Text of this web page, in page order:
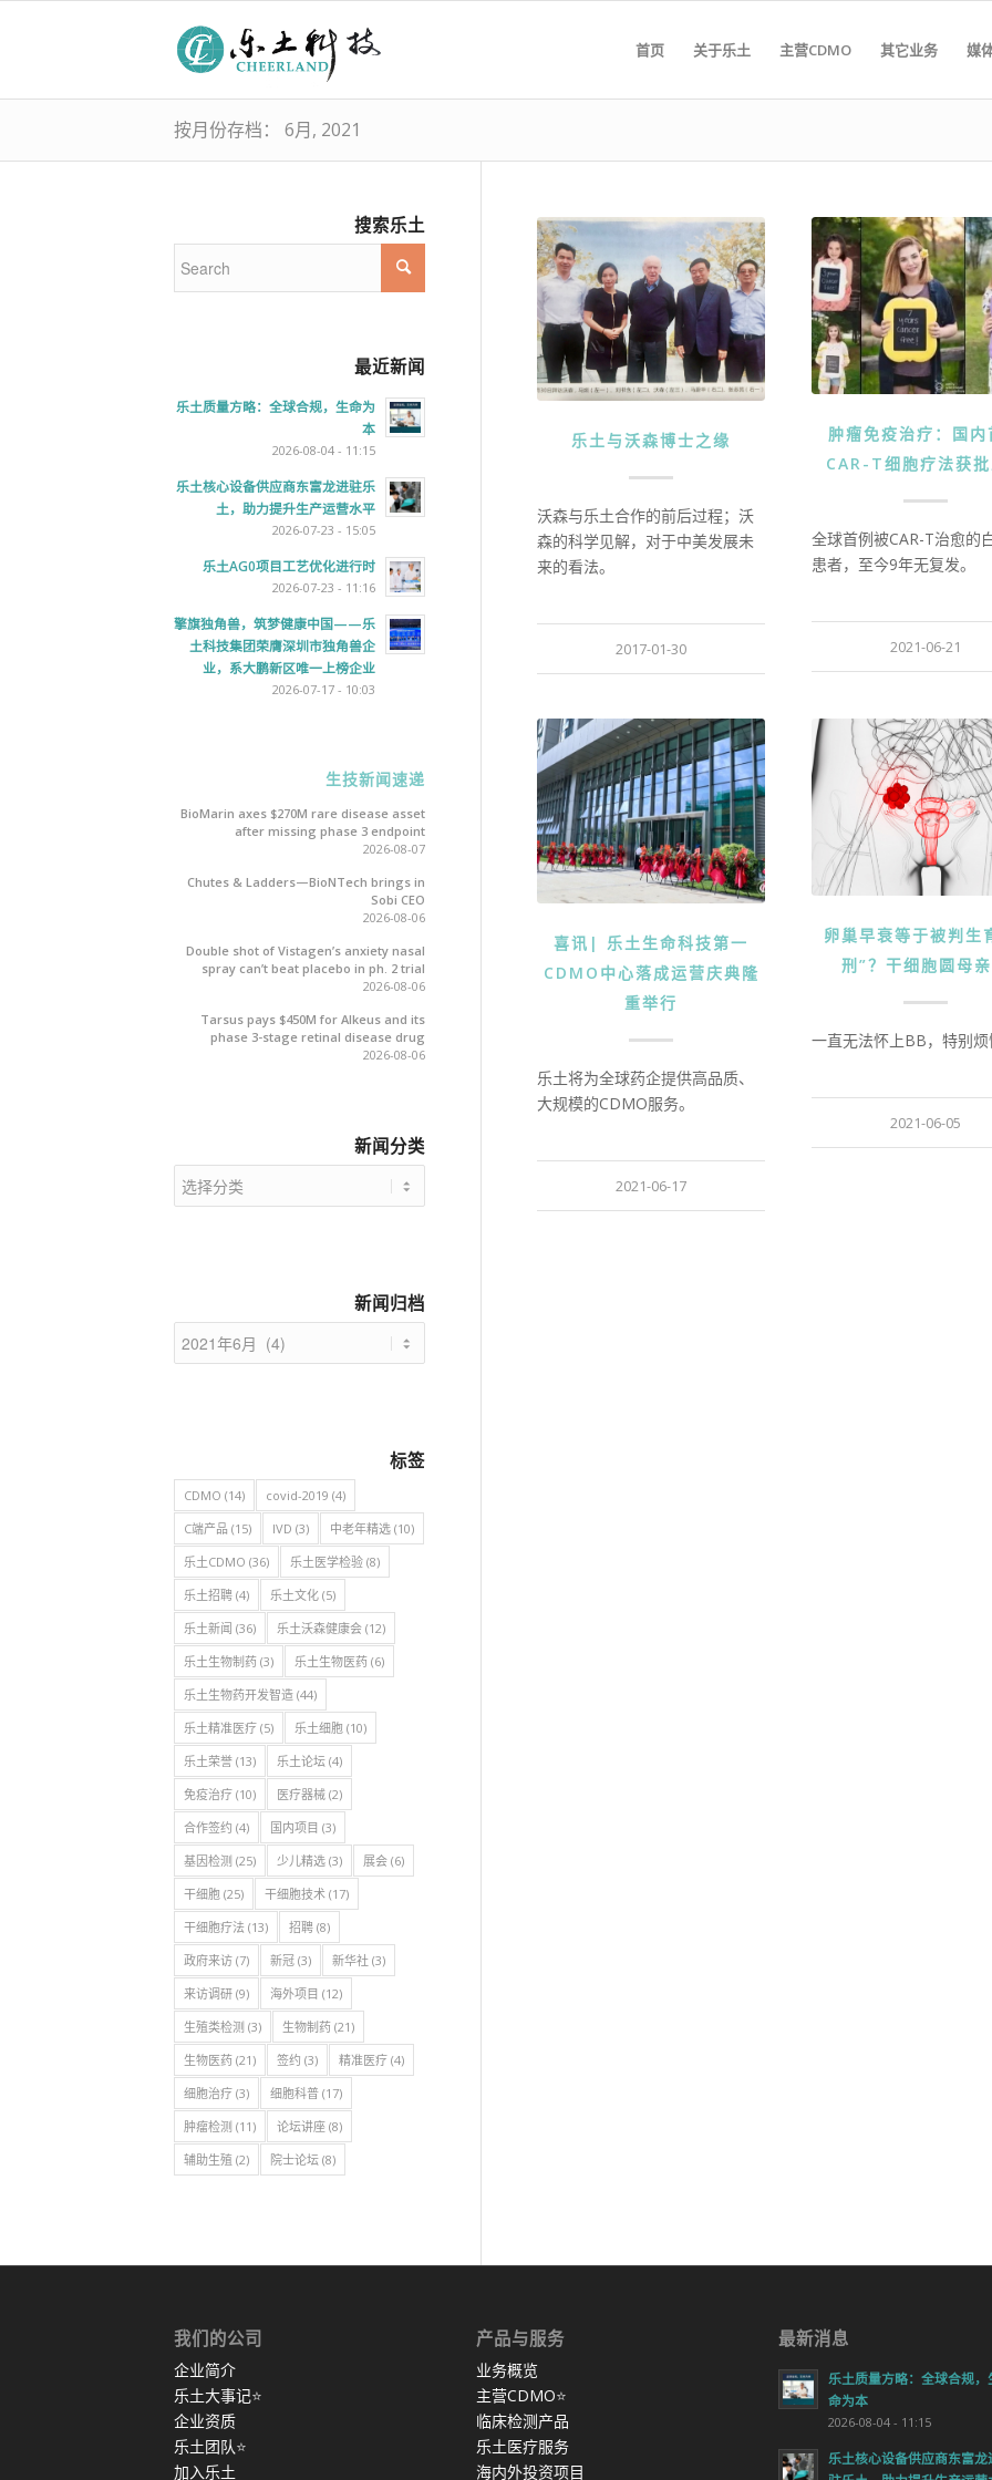
首页 关于乐土 主营CDMO 其它业务 媒
按月份存档： 6月, 2021
乐土与沃森博士之缘
沃森与乐土合作的前后过程；沃
森的科学见解，对于中美发展未
来的看法。
2017-01-30
肿瘤免疫治疗：国内
CAR-T细胞疗法获
全球首例被CAR-T治愈的
患者，至今9年无复发。
2021-06-21
喜讯| 乐土生命科技第一
CDMO中心落成运营庆典隆
重举行
乐土将为全球药企提供高品质、
大规模的CDMO服务。
2021-06-17
卵巢早衰等于被判生
刑”？干细胞圆母
一直无法怀上BB，特别
2021-06-05
搜索乐土
最近新闻
乐土质量方略：全球合规，生命为
本
2026-08-04 - 11:15
乐土核心设备供应商东富龙进驻乐
土，助力提升生产运营水平
2026-07-23 - 15:05
乐土AG0项目工艺优化进行时
2026-07-23 - 11:16
擎旗独角兽，筑梦健康中国——乐
土科技集团荣膺深圳市独角兽企
业，系大鹏新区唯一上榜企业
2026-07-17 - 10:03
生技新闻速递
BioMarin axes $270M rare disease asset
after missing phase 3 endpoint
2026-08-07
Chutes & Ladders—BioNTech brings in
Sobi CEO
2026-08-06
Double shot of Vistagen’s anxiety nasal
spray can’t beat placebo in ph. 2 trial
2026-08-06
Tarsus pays $450M for Alkeus and its
phase 3-stage retinal disease drug
2026-08-06
新闻分类
闻
新闻归档
标签
CDMO (14) covid-2019 (4)
C端产品 (15) IVD (3) 中老年精选 (10)
乐土CDMO (36) 乐土医学检验 (8)
乐土招聘 (4) 乐土文化 (5)
乐土新闻 (36) 乐土沃森健康会 (12)
乐土生物制药 (3) 乐土生物医药 (6)
乐土生物药开发智造 (44)
乐土精准医疗 (5) 乐土细胞 (10)
乐土荣誉 (13) 乐土论坛 (4)
免疫治疗 (10) 医疗器械 (2)
合作签约 (4) 国内项目 (3)
基因检测 (25) 少儿精选 (3) 展会 (6)
干细胞 (25) 干细胞技术 (17)
干细胞疗法 (13) 招聘 (8)
政府来访 (7) 新冠 (3) 新华社 (3)
来访调研 (9) 海外项目 (12)
生殖类检测 (3) 生物制药 (21)
生物医药 (21) 签约 (3) 精准医疗 (4)
细胞治疗 (3) 细胞科普 (17)
肿瘤检测 (11) 论坛讲座 (8)
辅助生殖 (2) 院士论坛 (8)
我们的公司
企业简介
乐土大事记⭐
企业资质
乐土团队⭐
加入乐土
产品与服务
业务概览
主营CDMO⭐
临床检测产品
乐土医疗服务
海内外投资项目
最新消息
乐土质量方略：全球合规，
命为本
2026-08-04 - 11:15
乐土核心设备供应商东富龙